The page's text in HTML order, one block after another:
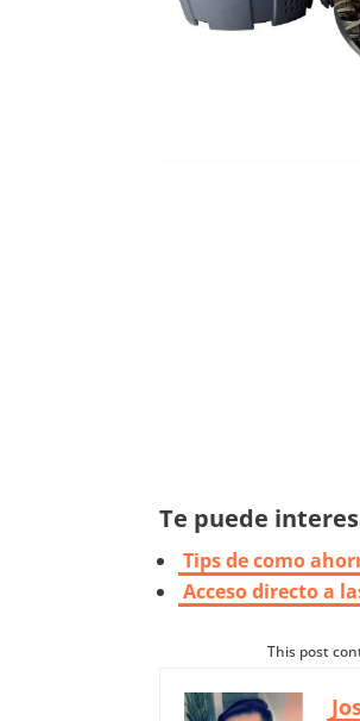
Te puede
Tips de como
Acceso directo a
This post